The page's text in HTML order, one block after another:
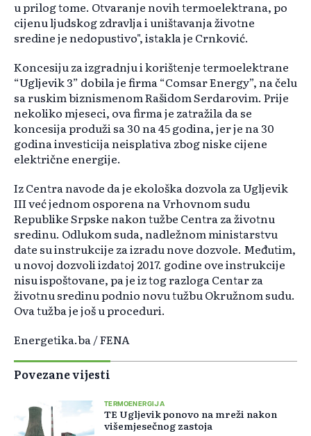
u prilog tome. Otvaranje novih termoelektrana, po
cijenu ljudskog zdravlja i uništavanja životne
sredine je nedopustivo", istakla je Crnković.
Koncesiju za izgradnju i korištenje termoelektrane
“Ugljevik 3” dobila je firma “Comsar Energy”, na čelu
sa ruskim biznismenom Rašidom Serdarovim. Prije
nekoliko mjeseci, ova firma je zatražila da se
koncesija produži sa 30 na 45 godina, jer je na 30
godina investicija neisplativa zbog niske cijene
električne energije.
Iz Centra navode da je ekološka dozvola za Ugljevik
III već jednom osporena na Vrhovnom sudu
Republike Srpske nakon tužbe Centra za životnu
sredinu. Odlukom suda, nadležnom ministarstvu
date su instrukcije za izradu nove dozvole. Međutim,
u novoj dozvoli izdatoj 2017. godine ove instrukcije
nisu ispoštovane, pa je iz tog razloga Centar za
životnu sredinu podnio novu tužbu Okružnom sudu.
Ova tužba je još u proceduri.
Energetika.ba / FENA
Povezane vijesti
TERMOENERGIJA
TE Ugljevik ponovo na mreži nakon
višemjesečnog zastoja